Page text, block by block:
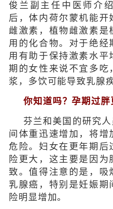
俊兰副主任中医师介
后，体内荷尔蒙机能开
雌激素，植物雌激素是
用的化合物。对于绝经
用有助于保持激素水平
期的女性来说不宜多吃
浆，多饮可能导致乳腺
你知道吗？孕期过
芬兰和美国的研究
间体重迅速增加，将增
危险。妇女在更年期后
险更大，这主要是因
致。值得注意的是，吸
乳腺癌，特别是妊娠期
险明显增加。